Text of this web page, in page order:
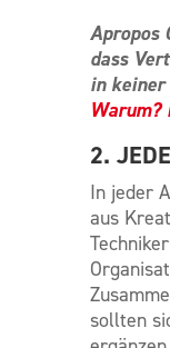
Apropos
dass
in keiner
Warum?
2.
In jeder
aus
sollten